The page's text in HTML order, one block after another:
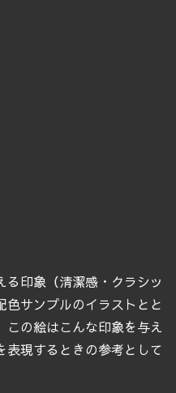
る印象（清潔感・クラシッ
色サンプルのイラストとと
この絵はこんな印象を与え
現するときの参考として